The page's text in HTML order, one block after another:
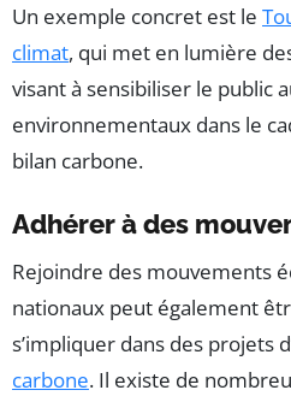
Un exemple concret est le
climat, qui met en lumière
visant à sensibiliser le public
environnementaux dans le
bilan carbone.
Adhérer à des
Rejoindre des mouvements
nationaux peut également
s’impliquer dans des projets
carbone. Il existe de